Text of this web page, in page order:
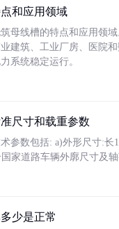
和应用领域
母线槽的特点和应用领
建筑、工业厂房、医院
系统稳定运行。
尺寸和载重参数
参数包括: a)外形尺寸:长
家道路车辆外廓尺寸及
少是正常